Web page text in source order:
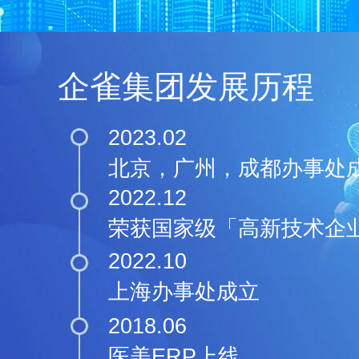
企雀集团发展历程
2023.02
北京，广州，成都办事处
2022.12
荣获国家级「高新技术企
2022.10
上海办事处成立
2018.06